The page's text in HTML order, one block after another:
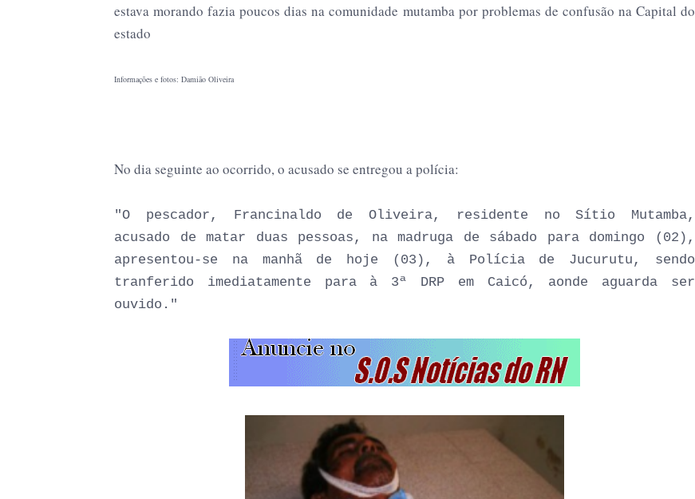
estava morando fazia poucos dias na comunidade mutamba por problemas de confusão na Capital do
estado
Informações e fotos: Damião Oliveira
No dia seguinte ao ocorrido, o acusado se entregou a polícia:
"O pescador, Francinaldo de Oliveira, residente no Sítio Mutamba,
acusado de matar duas pessoas, na madruga de sábado para domingo (02),
apresentou-se na manhã de hoje (03), à Polícia de Jucurutu, sendo
tranferido imediatamente para à 3ª DRP em Caicó, aonde aguarda ser
ouvido."